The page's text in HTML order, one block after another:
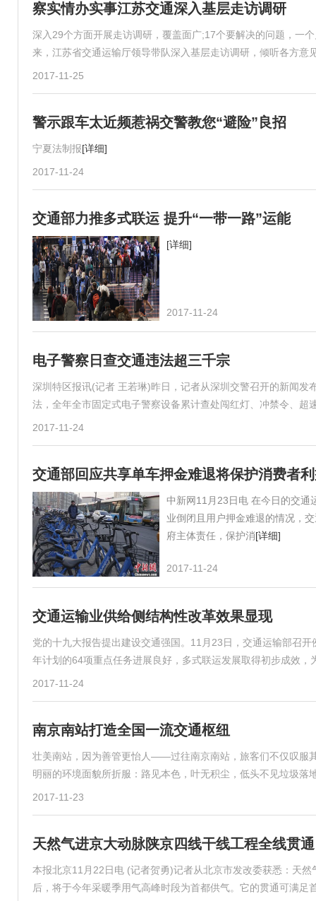
察实情办实事江苏交通深入基层走访调研
深入29个方面开展走访调研，覆盖面广;17个要解决的问题，
来，江苏省交通运输厅领导带队深入基层走访调研，倾听各方意
2017-11-25
警示跟车太近频惹祸交警教您“避险”良招
宁夏法制报[详细]
2017-11-24
交通部力推多式联运 提升“一带一路”运能
[详细]
2017-11-24
电子警察日查交通违法超三千宗
深圳特区报讯(记者 王若琳)昨日，记者从深圳交警召开的新闻
法，全年全市固定式电子警察设备累计查处闯红灯、冲禁令、超
2017-11-24
交通部回应共享单车押金难退将保护消费者
中新网11月23日电 在今日的交通
业倒闭且用户押金难退的情况，
府主体责任，保护消[详细]
2017-11-24
交通运输业供给侧结构性改革效果显现
党的十九大报告提出建设交通强国。11月23日，交通运输部召
年计划的64项重点任务进展良好，多式联运发展取得初步成效，
2017-11-24
南京南站打造全国一流交通枢纽
壮美南站，因为善管更怡人——过往南京南站，旅客们不仅叹服
明丽的环境面貌所折服：路见本色，叶无积尘，低头不见垃圾
2017-11-23
天然气进京大动脉陕京四线干线工程全线贯通
本报北京11月22日电 (记者贺勇)记者从北京市发改委获悉：天
后，将于今年采暖季用气高峰时段为首都供气。它的贯通可满足